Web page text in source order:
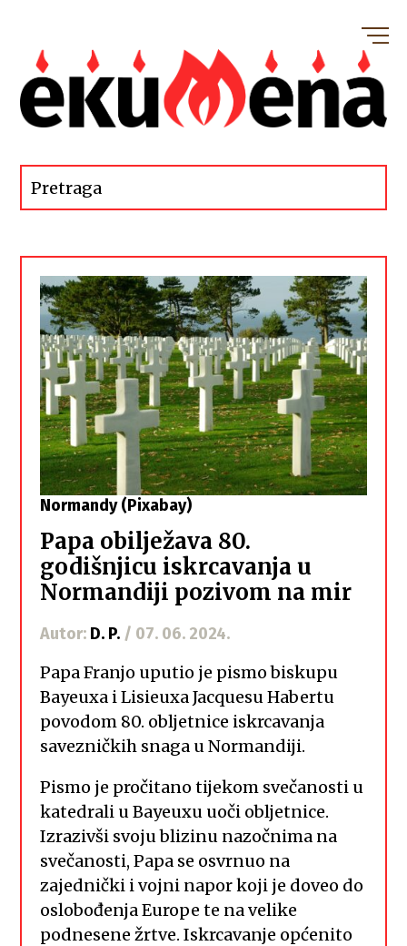
Normandy (Pixabay)
Papa obilježava 80.
godišnjicu iskrcavanja u
Normandiji pozivom na mir
Autor: D. P. / 07. 06. 2024.
Papa Franjo uputio je pismo biskupu
Bayeuxa i Lisieuxa Jacquesu Habertu
povodom 80. obljetnice iskrcavanja
savezničkih snaga u Normandiji.
Pismo je pročitano tijekom svečanosti u
katedrali u Bayeuxu uoči obljetnice.
Izrazivši svoju blizinu nazočnima na
svečanosti, Papa se osvrnuo na
zajednički i vojni napor koji je doveo do
oslobođenja Europe te na velike
podnesene žrtve. Iskrcavanje općenito